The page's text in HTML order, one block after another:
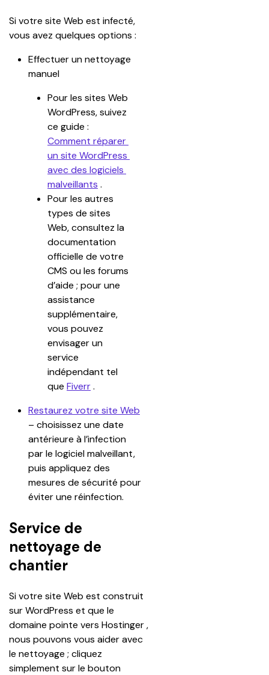
Si votre site Web est infecté,
vous avez quelques options :
Effectuer un nettoyage
manuel
Pour les sites Web
WordPress, suivez
ce guide :
Comment réparer
un site WordPress
avec des logiciels
malveillants .
Pour les autres
types de sites
Web, consultez la
documentation
officielle de votre
CMS ou les forums
d’aide ; pour une
assistance
supplémentaire,
vous pouvez
envisager un
service
indépendant tel
que Fiverr .
Restaurez votre site Web
– choisissez une date
antérieure à l’infection
par le logiciel malveillant,
puis appliquez des
mesures de sécurité pour
éviter une réinfection.
Service de
nettoyage de
chantier
Si votre site Web est construit
sur WordPress et que le
domaine pointe vers Hostinger ,
nous pouvons vous aider avec
le nettoyage ; cliquez
simplement sur le bouton